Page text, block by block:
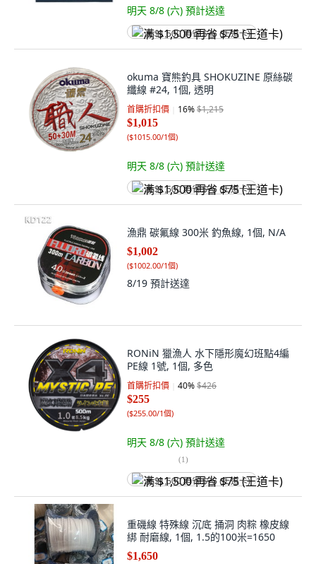
明天 8/8 (六) 預計送達
满 $1,500 再省 $75 (王道卡)
okuma 寶熊釣具 SHOKUZINE 原絲碳
纖線 #24, 1個, 透明
首購折扣價 16%$1,215
$1,015
($1015.00/1個)
明天 8/8 (六) 預計送達
满 $1,500 再省 $75 (王道卡)
漁鼎 碳氟線 300米 釣魚線, 1個, N/A
$1,002
($1002.00/1個)
8/19 預計送達
RONiN 獵漁人 水下隱形魔幻班點4編
PE線 1號, 1個, 多色
首購折扣價 40%$426
$255
($255.00/1個)
明天 8/8 (六) 預計送達
(1)
满 $1,500 再省 $75 (王道卡)
重磯線 特殊線 沉底 捅洞 肉粽 橡皮線
綁 耐磨線, 1個, 1.5的100米=1650
$1,650